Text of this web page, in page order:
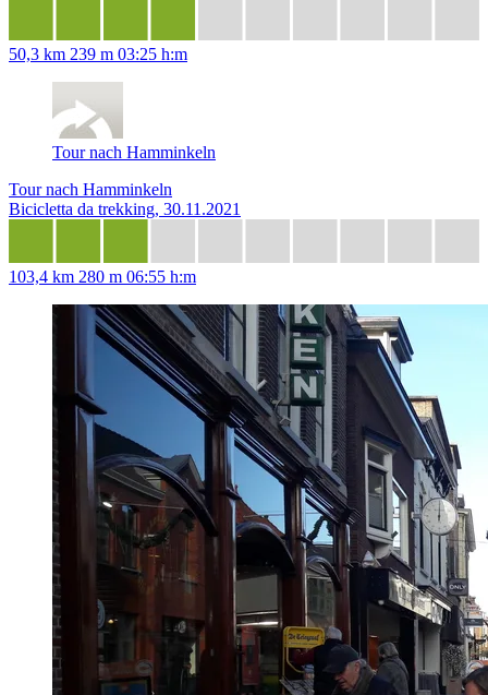
50,3 km 239 m 03:25 h:m
Tour nach Hamminkeln
Tour nach Hamminkeln
Bicicletta da trekking, 30.11.2021
103,4 km 280 m 06:55 h:m